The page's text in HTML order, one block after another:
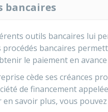
bancaires
outils bancaires lui
bancaires
le paiement en avance
cède ses créances
de financement
savoir plus, vous